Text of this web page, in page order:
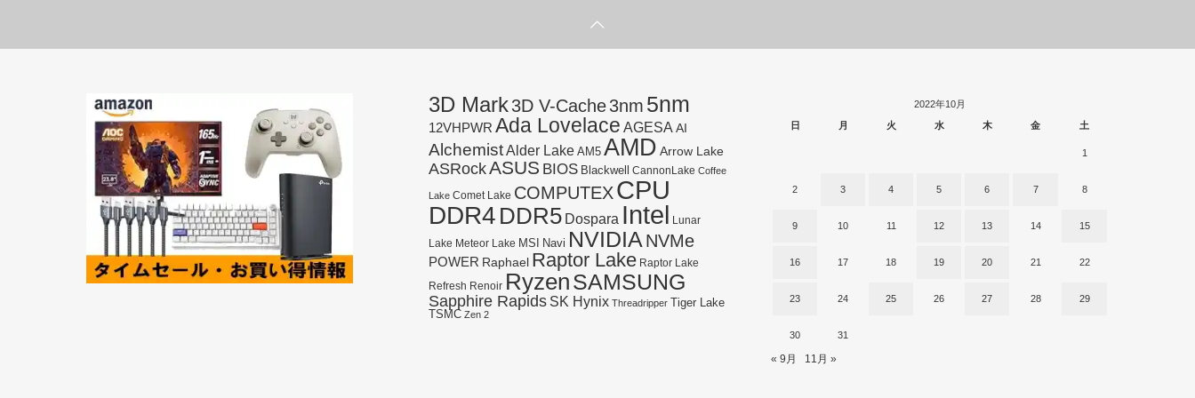
3D Mark3D V-Cache3nm 5nm
12VHPWR Ada Lovelace AGESA AI
AlchemistAlder Lake AM5 AMD Arrow Lake
ASRockASUS BIOS Blackwell CannonLake Coffee
Lake Comet Lake COMPUTEXCPU
DDR4 DDR5 Dospara Intel Lunar
Lake Meteor Lake MSI Navi NVIDIA NVMe
POWER Raphael Raptor Lake Raptor Lake
Refresh Renoir RyzenSAMSUNG
Sapphire Rapids SK Hynix Threadripper Tiger Lake
TSMC Zen 2
2022年10月
日
月 火 水 木 金 土
1
2 3 4 5 6 7 8
9 10 11 12 13 14 15
16 17 18 19 20 21 22
23 24 25 26 27 28 29
30 31
« 9月 11月 »